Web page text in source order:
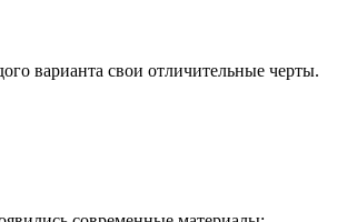
варианта свои отличительные черты.